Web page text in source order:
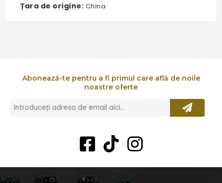
Țara de origine: China
Abonează-te pentru a fi primul care află de noile
noastre oferte